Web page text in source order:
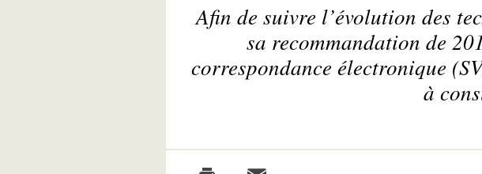
Afin de suivre l’évolution des
sa recommandation de
correspondance électronique
à